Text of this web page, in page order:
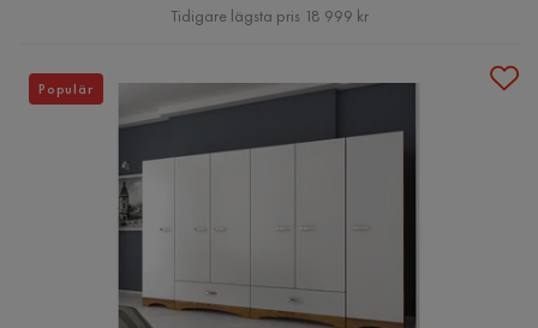
Pris
Tidigare lägsta pris 18 999 kr
Populär